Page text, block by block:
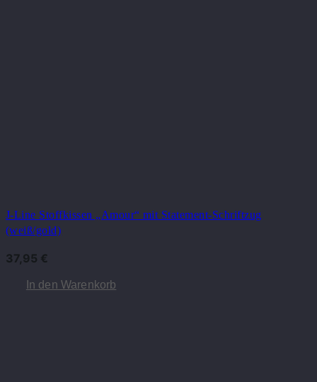
J-Line Stoffkissen „Amour“ mit Statement-Schriftzug
(weiß/gold)
37,95 €
In den Warenkorb